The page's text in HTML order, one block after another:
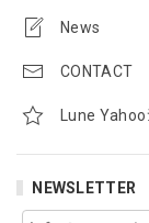
News
CONTACT
Lune
NEWSLETTER